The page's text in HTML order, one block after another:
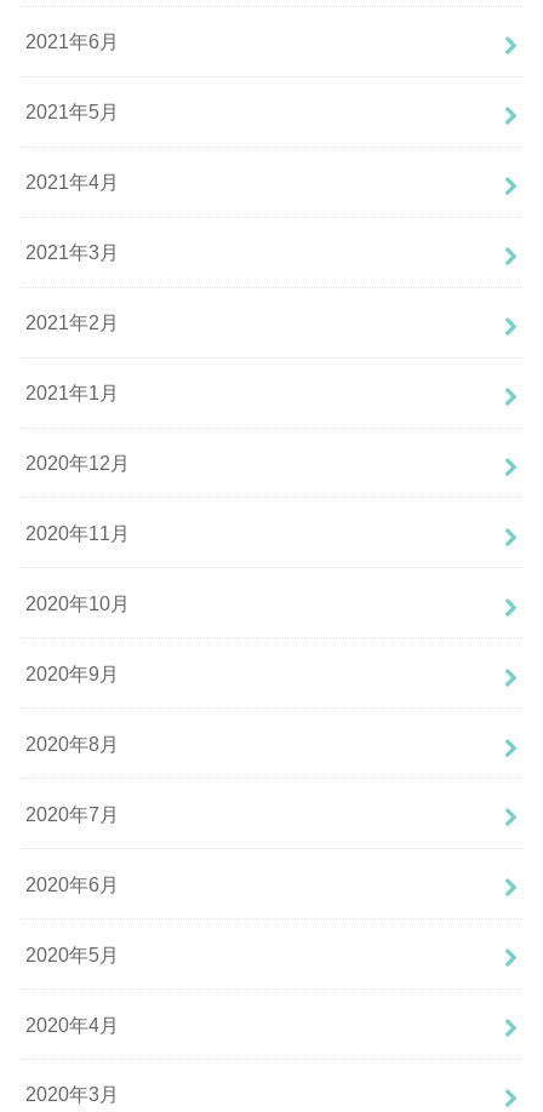
2021年6月
2021年5月
2021年4月
2021年3月
2021年2月
2021年1月
2020年12月
2020年11月
2020年10月
2020年9月
2020年8月
2020年7月
2020年6月
2020年5月
2020年4月
2020年3月